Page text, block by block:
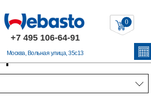
+7 495 106-64-91
Москва, Вольная улица, 35с13
0